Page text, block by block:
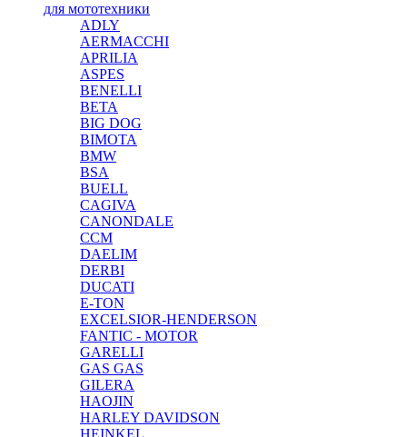
для мототехники
ADLY
AERMACCHI
APRILIA
ASPES
BENELLI
BETA
BIG DOG
BIMOTA
BMW
BSA
BUELL
CAGIVA
CANONDALE
CCM
DAELIM
DERBI
DUCATI
E-TON
EXCELSIOR-HENDERSON
FANTIC - MOTOR
GARELLI
GAS GAS
GILERA
HAOJIN
HARLEY DAVIDSON
HEINKEL